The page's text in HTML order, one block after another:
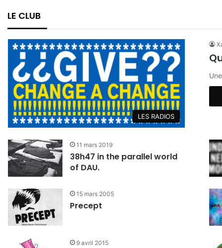
LE CLUB
LES RADIOS
11 mars 2019
38h47 in the parallel world
of DAU.
15 mars 2005
Precept
9 avril 2015